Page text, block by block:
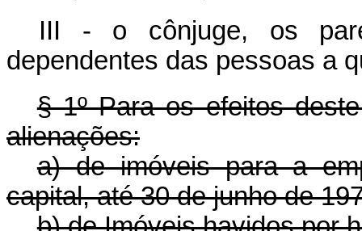
III - o cônjuge, os
dependentes das pessoas a
§ 1º Para os efeitos
alienações:
a) de imóveis para a
capital, até 30 de junho de